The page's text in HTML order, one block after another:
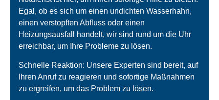
Egal, ob es sich um einen undichten Wasserhahn,
einen verstopften Abfluss oder einen
Heizungsausfall handelt, wir sind rund um die Uhr
erreichbar, um Ihre Probleme zu lösen.
Schnelle Reaktion: Unsere Experten sind bereit, auf
Ihren Anruf zu reagieren und sofortige Maßnahmen
zu ergreifen, um das Problem zu lösen.